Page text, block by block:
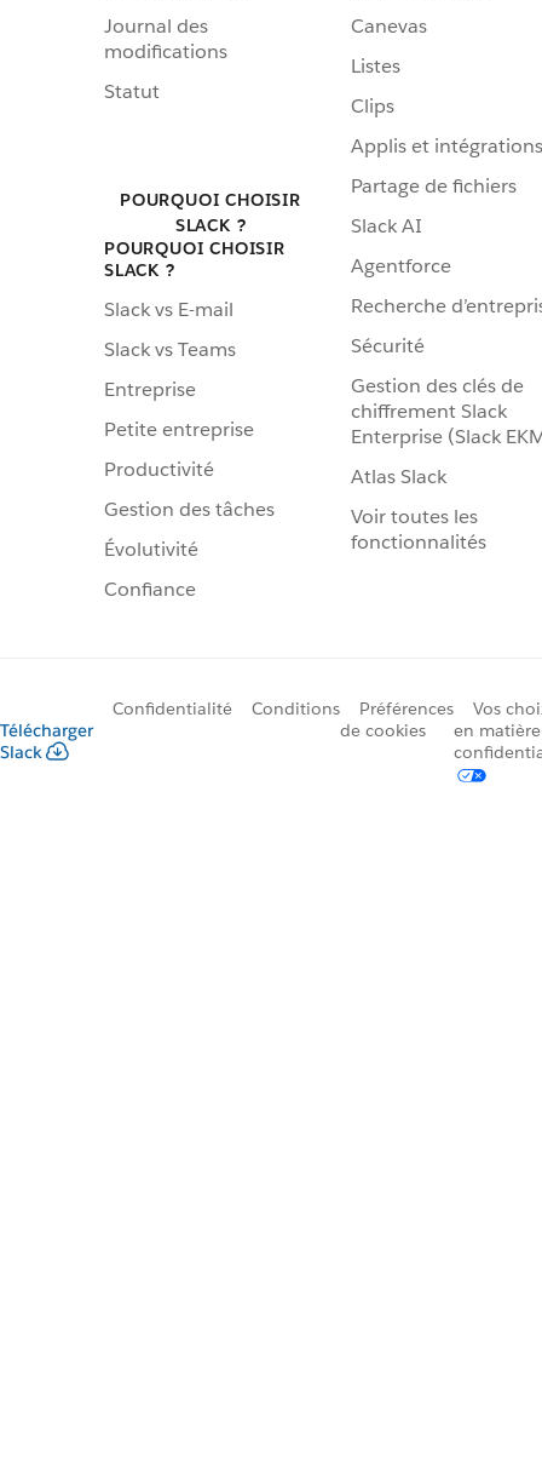
Journal des
modifications
Statut
POURQUOI CHOISIR
SLACK ?
POURQUOI CHOISIR
SLACK ?
Slack vs E-mail
Slack vs Teams
Entreprise
Petite entreprise
Productivité
Gestion des tâches
Évolutivité
Confiance
Canevas
Listes
Clips
Applis et intégrations
Partage de fichiers
Slack AI
Agentforce
Recherche
Sécurité
Gestion des clés de
chiffrement Slack
Enterprise (Slack
Atlas Slack
Voir toutes les
fonctionnalités
Télécharger
Slack
Confidentialité Conditions
Préférences
de cookies
Vos
en